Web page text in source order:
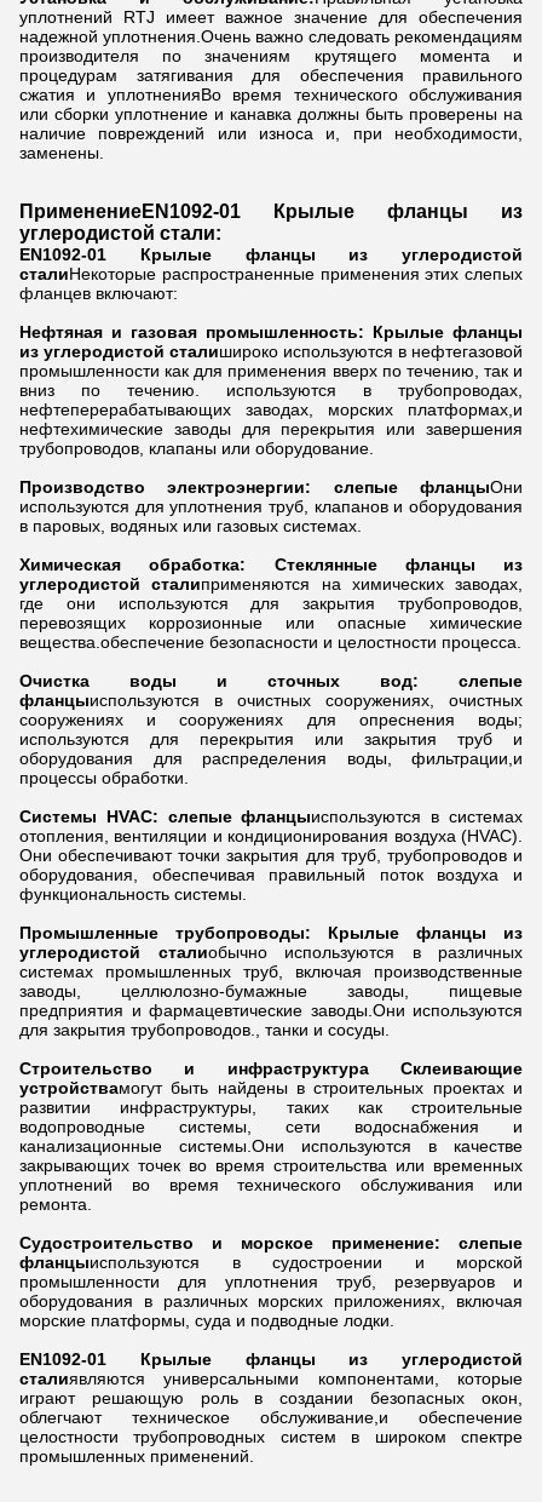
уплотнений RTJ имеет важное значение для обеспечения
надежной уплотнения.Очень важно следовать рекомендациям
производителя по значениям крутящего момента и
процедурам затягивания для обеспечения правильного
сжатия и уплотненияВо время технического обслуживания
или сборки уплотнение и канавка должны быть проверены на
наличие повреждений или износа и, при необходимости,
заменены.
ПрименениеEN1092-01 Крылые фланцы из
углеродистой стали:
EN1092-01 Крылые фланцы из углеродистой
сталиНекоторые распространенные применения этих слепых
фланцев включают:
Нефтяная и газовая промышленность: Крылые фланцы
из углеродистой сталишироко используются в нефтегазовой
промышленности как для применения вверх по течению, так и
вниз по течению. используются в трубопроводах,
нефтеперерабатывающих заводах, морских платформах,и
нефтехимические заводы для перекрытия или завершения
трубопроводов, клапаны или оборудование.
Производство электроэнергии: слепые фланцыОни
используются для уплотнения труб, клапанов и оборудования
в паровых, водяных или газовых системах.
Химическая обработка:
Стеклянные фланцы из
углеродистой сталиприменяются на химических заводах,
где они используются для закрытия трубопроводов,
перевозящих коррозионные или опасные химические
вещества.обеспечение безопасности и целостности процесса.
Очистка воды и сточных вод: слепые
фланцыиспользуются в очистных сооружениях, очистных
сооружениях и сооружениях для опреснения воды;
используются для перекрытия или закрытия труб и
оборудования для распределения воды, фильтрации,и
процессы обработки.
Системы HVAC: слепые фланцыиспользуются в системах
отопления, вентиляции и кондиционирования воздуха (HVAC).
Они обеспечивают точки закрытия для труб, трубопроводов и
оборудования, обеспечивая правильный поток воздуха и
функциональность системы.
Промышленные трубопроводы: Крылые фланцы из
углеродистой сталиобычно используются в различных
системах промышленных труб, включая производственные
заводы, целлюлозно-бумажные заводы, пищевые
предприятия и фармацевтические заводы.Они используются
для закрытия трубопроводов., танки и сосуды.
Строительство и инфраструктура
Склеивающие
устройствамогут быть найдены в строительных проектах и
развитии инфраструктуры, таких как строительные
водопроводные системы, сети водоснабжения и
канализационные системы.Они используются в качестве
закрывающих точек во время строительства или временных
уплотнений во время технического обслуживания или
ремонта.
Судостроительство и морское применение: слепые
фланцыиспользуются в судостроении и морской
промышленности для уплотнения труб, резервуаров и
оборудования в различных морских приложениях, включая
морские платформы, суда и подводные лодки.
EN1092-01 Крылые фланцы из углеродистой
сталиявляются универсальными компонентами, которые
играют решающую роль в создании безопасных окон,
облегчают техническое обслуживание,и обеспечение
целостности трубопроводных систем в широком спектре
промышленных применений.